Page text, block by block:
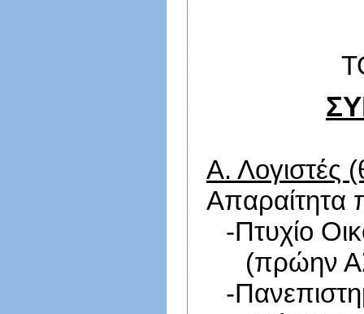
Α. Λογιστές
Απαραίτητα
-Πτυχίο
(πρώην
-